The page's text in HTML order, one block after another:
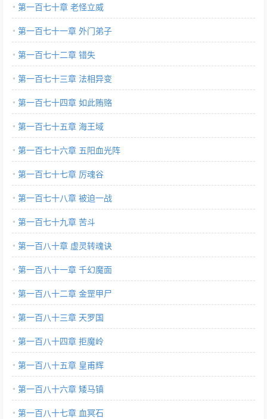
第一百七十章 老怪立威
第一百七十一章 外门弟子
第一百七十二章 错失
第一百七十三章 法相异变
第一百七十四章 如此贿赂
第一百七十五章 海王域
第一百七十六章 五阳血光阵
第一百七十七章 厉魂谷
第一百七十八章 被迫一战
第一百七十九章 苦斗
第一百八十章 虚灵转魂诀
第一百八十一章 千幻魔面
第一百八十二章 金罡甲尸
第一百八十三章 天罗国
第一百八十四章 拒魔岭
第一百八十五章 皇甫辉
第一百八十六章 矮马镇
第一百八十七章 血冥石